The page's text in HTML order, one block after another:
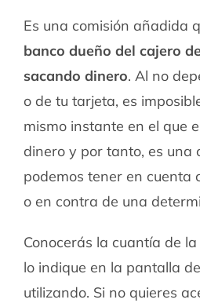
Es una comisión añadida
banco dueño del cajero
sacando dinero. Al no
o de tu tarjeta, es
mismo instante en el que
dinero y por tanto, es una
podemos tener en cuenta
o en contra de una
Conocerás la cuantía de
lo indique en la pantalla
utilizando. Si no quieres